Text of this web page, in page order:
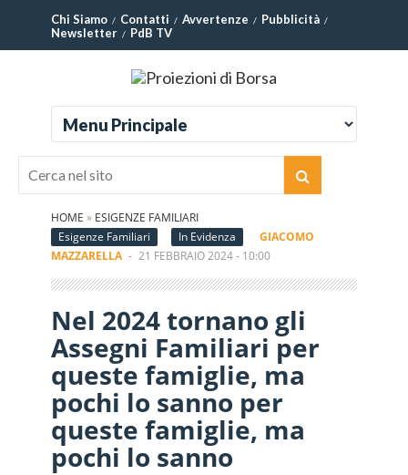
Chi Siamo Contatti Avvertenze
Pubblicità
Newsletter
PdB TV
HOME » ESIGENZE FAMILIARI
Esigenze Familiari
In Evidenza
GIACOMO
MAZZARELLA - 21 FEBBRAIO 2024 - 10:00
Nel 2024 tornano gli
Assegni Familiari per
queste famiglie, ma
pochi lo sanno per
queste famiglie, ma
pochi lo sanno